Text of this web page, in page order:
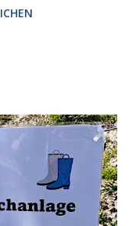
dem Austausch
nicht, um den
rechtslastig
der neue Grok
Themen auf dem
eigene Sicht der
relevant